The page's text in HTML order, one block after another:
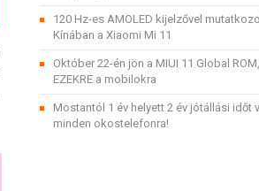
120 Hz-es AMOLED kijelzővel
Kínában a Xiaomi Mi 11
Október 22-én jön a MIUI 11 Global
EZEKRE a mobilokra
Mostantól 1 év helyett 2 év jótállási időt
minden okostelefonra!